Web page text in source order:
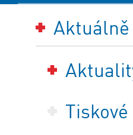
Aktuálně